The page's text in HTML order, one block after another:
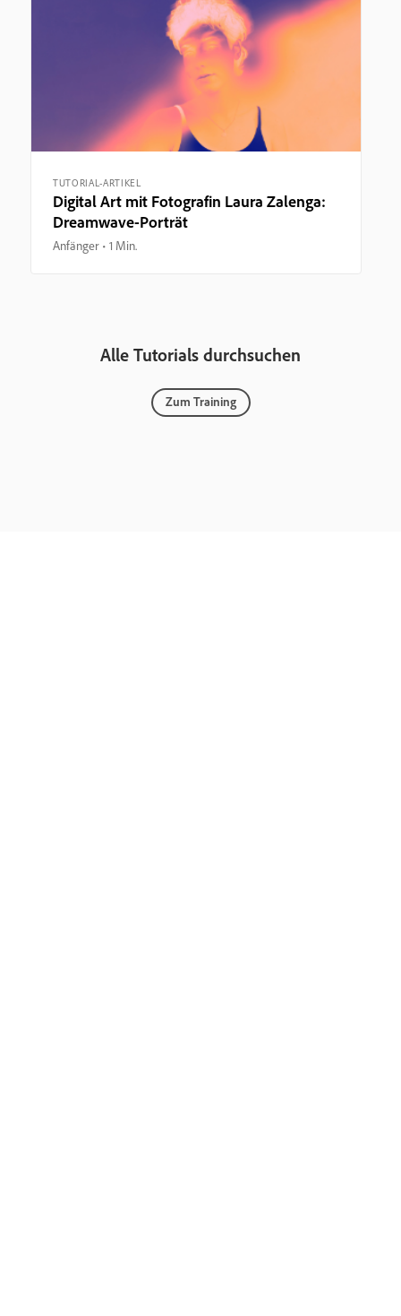
TUTORIAL-ARTIKEL
Digital Art mit Fotografin Laura Zalenga:
Dreamwave-Porträt
Anfänger 1 Min.
Alle Tutorials durchsuchen
Zum Training